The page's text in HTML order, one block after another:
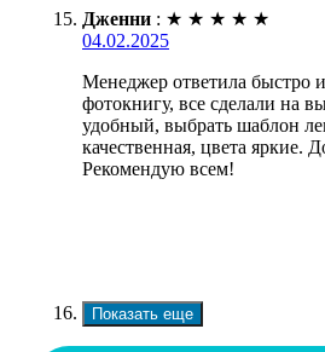
Дженни : ★ ★ ★ ★ ★
04.02.2025
Менеджер ответила быстро
фотокнигу, все сделали на
удобный, выбрать шаблон
качественная, цвета яркие.
Рекомендую всем!
Показать еще